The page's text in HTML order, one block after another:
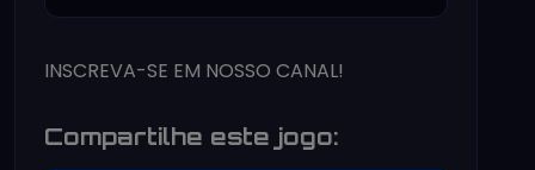
INSCREVA-SE EM NOSSO CANAL!
Compartilhe este jogo: